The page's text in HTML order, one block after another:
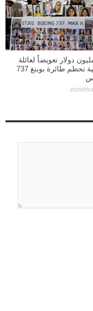
2026/05/
مليون دولار تعويضاً لعائلة
ضحية تحطم طائرة بوينغ 737
2026/05/